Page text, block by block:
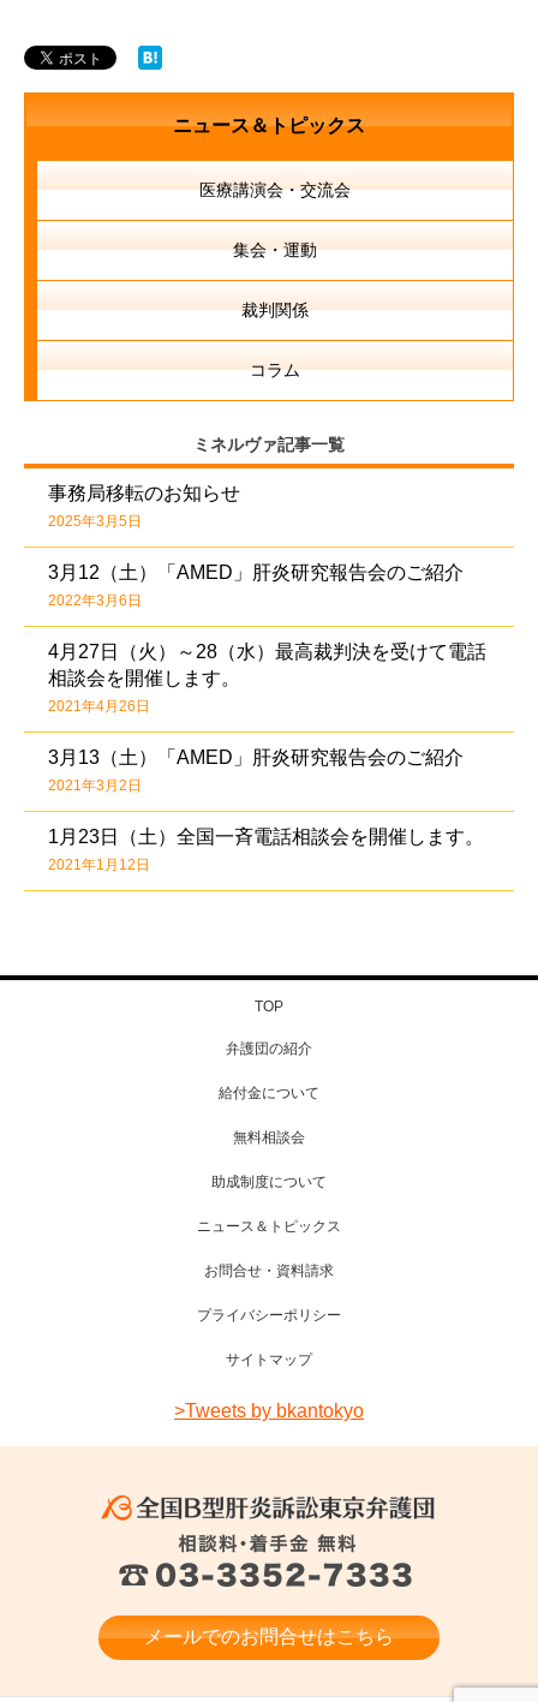
ニュース＆トピックス
医療講演会・交流会
集会・運動
裁判関係
コラム
ミネルヴァ記事一覧
事務局移転のお知らせ
2025年3月5日
3月12（土）「AMED」肝炎研究報告会のご紹介
2022年3月6日
4月27日（火）～28（水）最高裁判決を受けて電話
相談会を開催します。
2021年4月26日
3月13（土）「AMED」肝炎研究報告会のご紹介
2021年3月2日
1月23日（土）全国一斉電話相談会を開催します。
2021年1月12日
TOP
弁護団の紹介
給付金について
無料相談会
助成制度について
ニュース＆トピックス
お問合せ・資料請求
プライバシーポリシー
サイトマップ
>Tweets by bkantokyo
メールでのお問合せはこちら